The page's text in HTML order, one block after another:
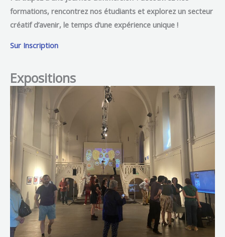
formations, rencontrez nos étudiants et explorez un secteur
créatif d’avenir, le temps d’une expérience unique !
Sur Inscription
Expositions